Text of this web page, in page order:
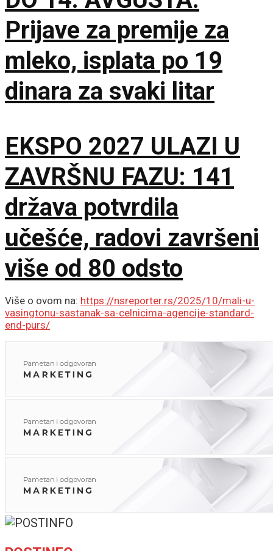
Prijave za premije za
mleko, isplata po 19
dinara za svaki litar
EKSPO 2027 ULAZI U
ZAVRŠNU FAZU: 141
država potvrdila
učešće, radovi završeni
više od 80 odsto
Više o ovom na: https://nsreporter.rs/2025/10/mali-u-
vasingtonu-sastanak-sa-celnicima-agencije-standard-
end-purs/